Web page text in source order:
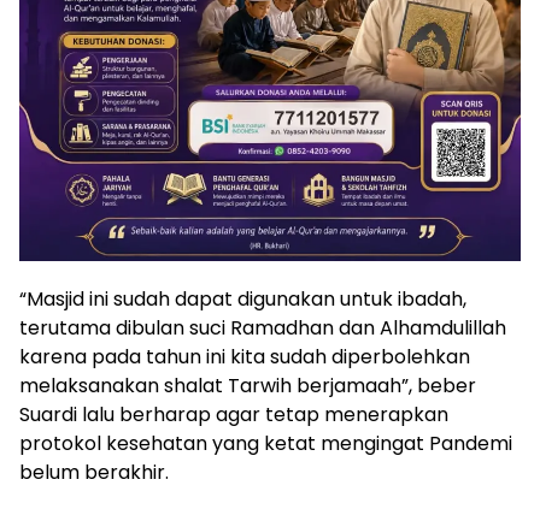
“Masjid ini sudah dapat digunakan untuk ibadah,
terutama dibulan suci Ramadhan dan Alhamdulillah
karena pada tahun ini kita sudah diperbolehkan
melaksanakan shalat Tarwih berjamaah”, beber
Suardi lalu berharap agar tetap menerapkan
protokol kesehatan yang ketat mengingat Pandemi
belum berakhir.